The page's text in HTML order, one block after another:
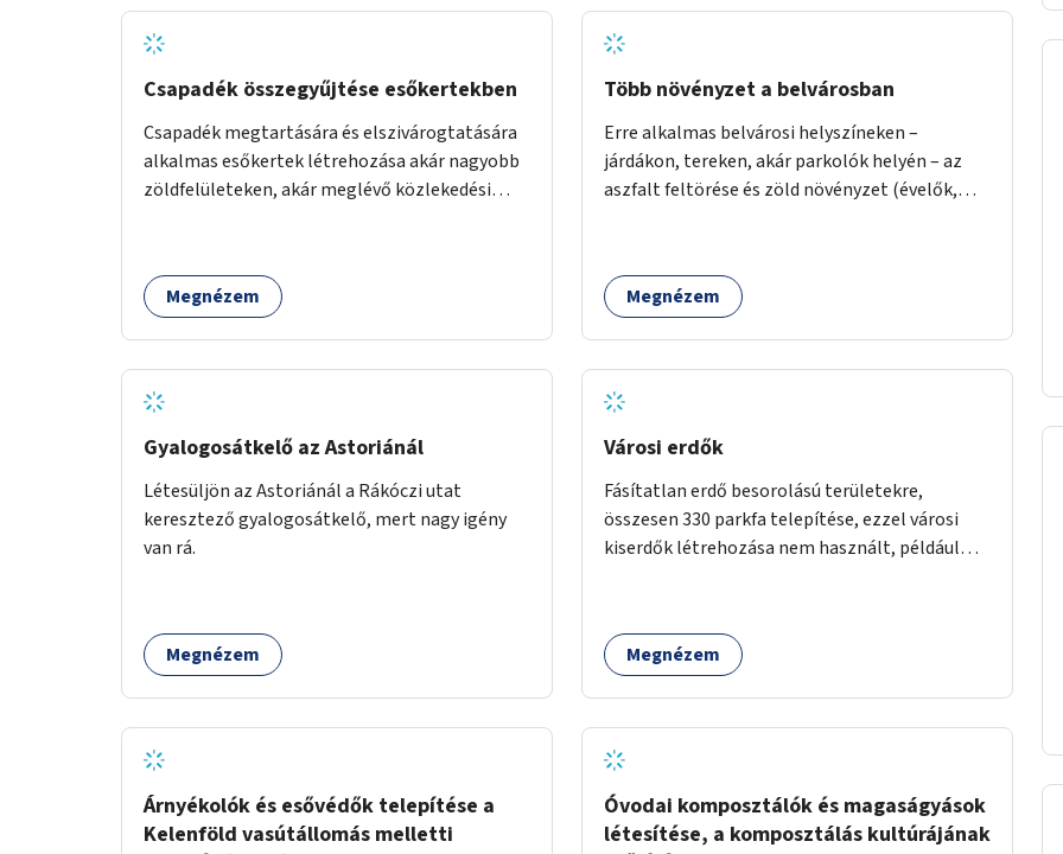
Csapadék összegyűjtése esőkertekben
Csapadék megtartására és elszivárogtatására
alkalmas esőkertek létrehozása akár nagyobb
zöldfelületeken, akár meglévő közlekedési
Megnézem
Gyalogosátkelő az Astoriánál
Létesüljön az Astoriánál a Rákóczi utat
keresztező gyalogosátkelő, mert nagy igény
van rá.
Megnézem
Árnyékolók és esővédők telepítése a
Kelenföld vasútállomás melletti
Több növényzet a belvárosban
Erre alkalmas belvárosi helyszíneken –
járdákon, tereken, akár parkolók helyén – az
aszfalt feltörése és zöld növényzet (évelők,
Megnézem
Városi erdők
Fásítatlan erdő besorolású területekre,
összesen 330 parkfa telepítése, ezzel városi
kiserdők létrehozása nem használt, például
Megnézem
Óvodai komposztálók és magaságyások
létesítése, a komposztálás kultúrájának